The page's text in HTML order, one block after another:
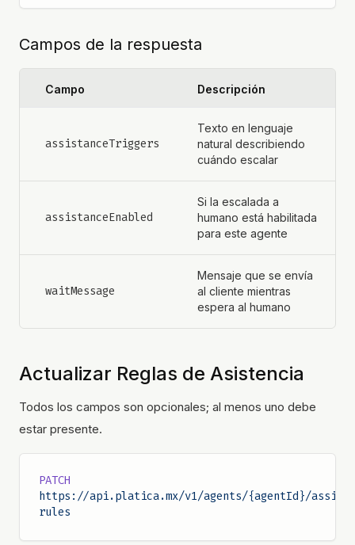
Campos de la respuesta
Campo Descripción
assistanceTriggers
Texto en lenguaje
natural describiendo
cuándo escalar
assistanceEnabled
Si la escalada a
humano está habilitada
para este agente
waitMessage
Mensaje que se envía
al cliente mientras
espera al humano
Actualizar Reglas de Asistencia
Todos los campos son opcionales; al menos uno debe
estar presente.
PATCH
https://api.platica.mx/v1/agents/{agentId}/assist-
rules